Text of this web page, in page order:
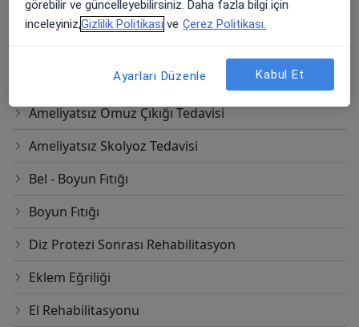
Ameliyatsız Boyun Kayması Tedavisi
Ameliyatsız Omuz Sıkışma Tedavisi
Ameliyatsız Omuz Çıkığı Tedavisi
Ameliyatsız Skolyoz Tedavisi
Bel - Boyun Fıtığı
Boyun Fıtığı
Diz Protezi Sonrası Rehabilitasyon
Eklem Eğriliği
El Rehabilitasyonu
görebilir ve güncelleyebilirsiniz. Daha fazla bilgi için
inceleyiniz,Gizlilik Politikası ve Çerez Politikası.
Ayarları Düzenle Kabul Et